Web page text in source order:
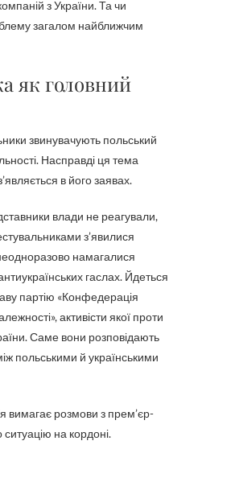
з України. Та чи
загалом найближчим
як головний
звинувачують польський
Насправді ця тема
в його заявах.
влади не реагували,
з’явилися
намагалися
гаслах. Йдеться
партію «Конфедерація
активісти якої проти
Саме вони розповідають
польськими й українськими
вимагає розмови з прем’єр-
ситуацію на кордоні.